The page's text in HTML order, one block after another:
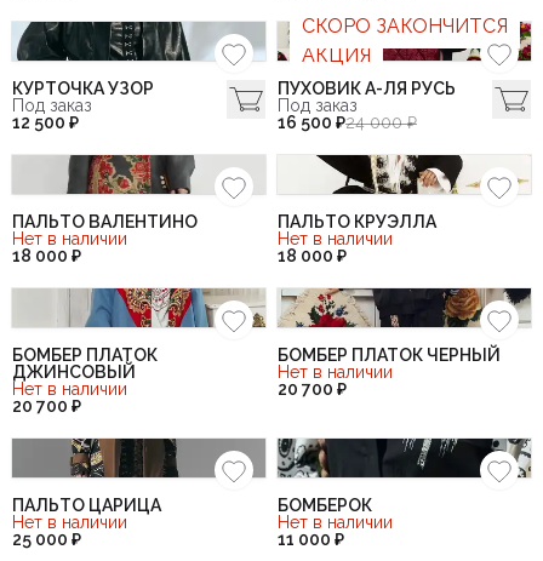
КУРТОЧКА УЗОР
Под заказ
12 500 ₽
АКЦИЯ
СКОРО ЗАКОНЧИТСЯ
ПУХОВИК А-ЛЯ РУСЬ
Под заказ
16 500 ₽24 000 ₽
ПАЛЬТО ВАЛЕНТИНО
Нет в наличии
18 000 ₽
ПАЛЬТО КРУЭЛЛА
Нет в наличии
18 000 ₽
БОМБЕР ПЛАТОК
ДЖИНСОВЫЙ
Нет в наличии
20 700 ₽
БОМБЕР ПЛАТОК ЧЕРНЫЙ
Нет в наличии
20 700 ₽
ПАЛЬТО ЦАРИЦА
Нет в наличии
25 000 ₽
БОМБЕРОК
Нет в наличии
11 000 ₽